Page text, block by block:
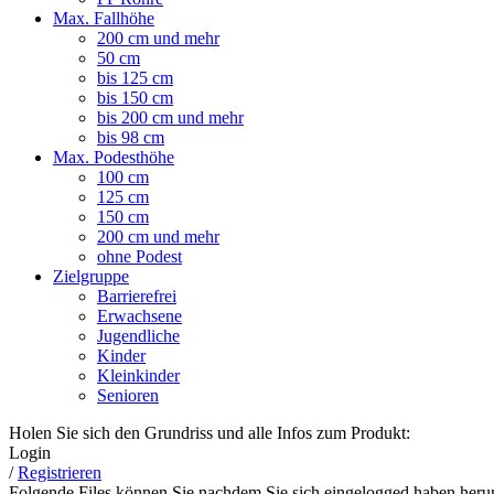
Max. Fallhöhe
200 cm und mehr
50 cm
bis 125 cm
bis 150 cm
bis 200 cm und mehr
bis 98 cm
Max. Podesthöhe
100 cm
125 cm
150 cm
200 cm und mehr
ohne Podest
Zielgruppe
Barrierefrei
Erwachsene
Jugendliche
Kinder
Kleinkinder
Senioren
Holen Sie sich den Grundriss und alle Infos zum Produkt:
Login
/Registrieren